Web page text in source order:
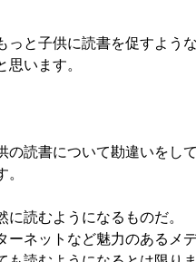
と子供に読書を促すよう
います。
読書について勘違いをし
に読むようになるものだ。
ーネットなど魅力のあるメ